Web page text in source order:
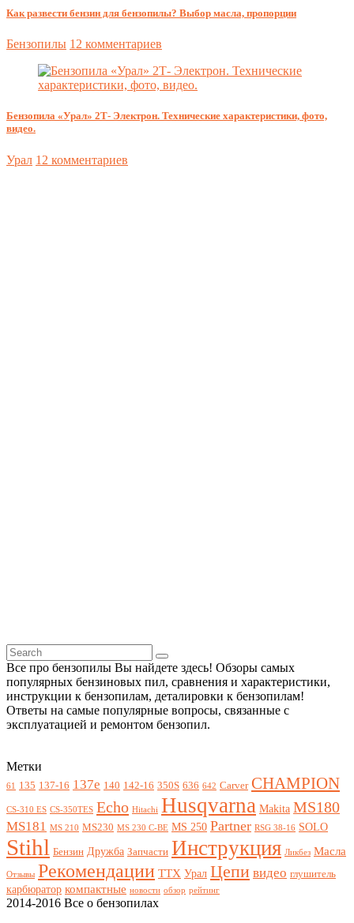
Как развести бензин для бензопилы? Выбор масла, пропорции
Бензопилы 12 комментариев
Бензопила «Урал» 2Т- Электрон. Технические характеристики, фото,
видео.
Урал 12 комментариев
Все про бензопилы Вы найдете здесь! Обзоры самых
популярных бензиновых пил, сравнения и характеристики,
инструкции к бензопилам, деталировки к бензопилам!
Ответы на самые популярные вопросы, связанные с
эксплуатацией и ремонтом бензопил.
Метки
61 135 137-16 137e 140 142-16 350S 636 642 Carver CHAMPION
CS-310 ES CS-350TES Echo Hitachi Husqvarna Makita MS180
MS181 MS 210 MS230 MS 230 C-BE MS 250 Partner RSG 38-16 SOLO
Stihl Бензин Дружба Запчасти Инструкция Ликбез Масла
Отзывы Рекомендации ТТХ Урал Цепи видео глушитель
карбюратор компактные новости обзор рейтинг
2014-2016 Все о бензопилах